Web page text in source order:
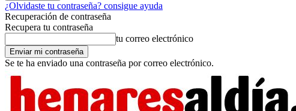
¿Olvidaste tu contraseña? consigue ayuda
Recuperación de contraseña
Recupera tu contraseña
tu correo electrónico
Se te ha enviado una contraseña por correo electrónico.